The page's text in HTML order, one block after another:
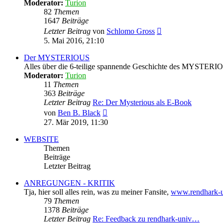
Moderator: Turion
82 Themen
1647 Beiträge
Letzter Beitrag von Schlomo Gross
5. Mai 2016, 21:10
Der MYSTERIOUS
Alles über die 6-teilige spannende Geschichte des
Moderator: Turion
11 Themen
363 Beiträge
Letzter Beitrag Re: Der Mysterious als E-Book
von Ben B. Black
Beitrag
27. Mär 2019, 11:30
WEBSITE
Themen
Beiträge
Letzter Beitrag
ANREGUNGEN - KRITIK
Tja, hier soll alles rein, was zu meiner Fansite, www.rendhark-
79 Themen
1378 Beiträge
Letzter Beitrag Re: Feedback zu rendhark-univ…